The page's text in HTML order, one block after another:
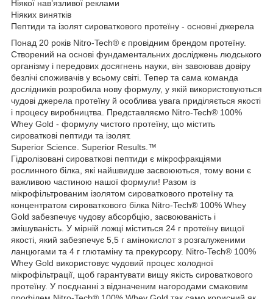
Ніякої нав’язливої реклами
Ніяких винятків
Пептиди та ізолят сироваткового протеїну - основні джерела
Понад 20 років Nitro-Tech® є провідним брендом протеїну.
Створений на основі фундаментальних досліджень людського
організму і передових досягнень науки, він завоював довіру
безлічі споживачів у всьому світі. Тепер та сама команда
дослідників розробила нову формулу, у якій використовуються
чудові джерела протеїну й особлива увага приділяється якості
і процесу виробництва. Представляємо Nitro-Tech® 100%
Whey Gold - формулу чистого протеїну, що містить
сироваткові пептиди та ізолят.
Superior Science. Superior Results.™
Гідролізовані сироваткові пептиди є мікрофракціями
рослинного білка, які найшвидше засвоюються, тому вони є
важливою частиною нашої формули! Разом із
мікрофільтрованим ізолятом сироваткового протеїну та
концентратом сироваткового білка Nitro-Tech® 100% Whey
Gold забезпечує чудову абсорбцію, засвоюваність і
змішуваність. У мірній ложці міститься 24 г протеїну вищої
якості, який забезпечує 5,5 г амінокислот з розгалуженими
ланцюгами та 4 г глютаміну та прекурсору. Nitro-Tech® 100%
Whey Gold використовує чудовий процес холодної
мікрофільтрації, щоб гарантувати вищу якість сироваткового
протеїну. У поєднанні з відзначеним нагородами смаковим